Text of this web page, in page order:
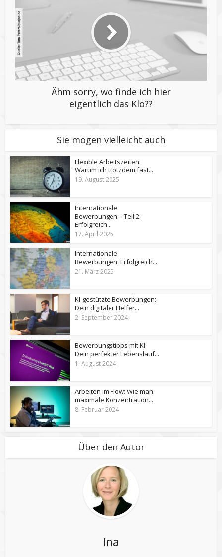
Ähm sorry, wo finde ich hier
eigentlich das Klo??
Sie mögen vielleicht auch
Flexible Arbeitszeiten:
Warum ich trotzdem fast...
19. August 2025
Internationale
Bewerbungen – Teil 2:
Erfolgreich...
17. April 2025
Internationale
Bewerbungen: Erfolgreich...
21. März 2025
KI-gestützte Bewerbungen:
Dein digitaler Helfer...
2. September 2024
Bewerbungstipps mit KI:
Dein perfekter Lebenslauf...
1. August 2024
Arbeiten im Flow: Wie man
maximale Konzentration...
8. Februar 2024
Über den Autor
Ina